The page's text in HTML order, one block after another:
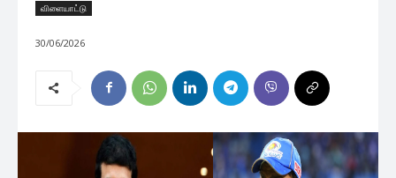
விளையாட்டு
30/06/2026